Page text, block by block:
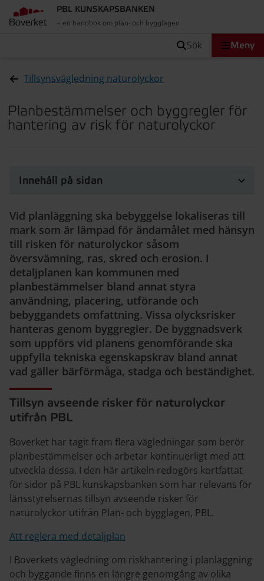
PBL KUNSKAPSBANKEN
– en handbok om plan- och bygglagen
sök Meny
Tillsynsvägledning naturolyckor
Planbestämmelser och byggregler för
hantering av risk för naturolyckor
Innehåll på sidan
Vid planläggning ska bebyggelse lokaliseras till
mark som är lämpad för ändamålet med hänsyn
till risken för naturolyckor såsom
översvämning, ras, skred och erosion. I
detaljplanen kan kommunen med
planbestämmelser bland annat styra
användning, placering, utförande och
bebyggandets omfattning. Vissa olycksrisker
hanteras genom byggregler. De byggnadsverk
som uppförs vid planens genomförande ska
uppfylla tekniska egenskapskrav bland annat
vad gäller bärförmåga, stadga och beständighet.
Tillsyn avseende risker för naturolyckor
utifrån PBL
Boverket har tagit fram flera vägledningar som berör
planbestämmelser och arbetar kontinuerligt med att
utveckla dessa. I den här artikeln redogörs kortfattat
för sidor på PBL kunskapsbanken som har relevans för
länsstyrelsernas tillsyn avseende risker för
naturolyckor utifrån Plan- och bygglagen, PBL.
Att reglera med detaljplan
I Boverkets vägledning om riskhantering i planläggning
och byggande finns en längre genomgång av olika